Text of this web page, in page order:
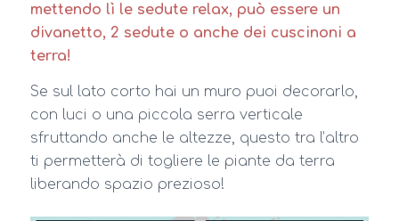
mettendo lì le sedute relax, può essere un
divanetto, 2 sedute o anche dei cuscinoni a
terra!
Se sul lato corto hai un muro puoi decorarlo,
con luci o una piccola serra verticale
sfruttando anche le altezze, questo tra l’altro
ti permetterà di togliere le piante da terra
liberando spazio prezioso!